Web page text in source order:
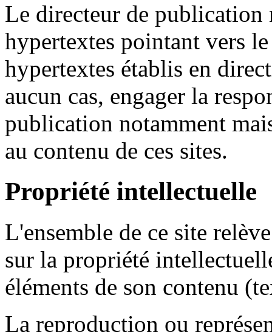
Le directeur de publication
hypertextes pointant vers
hypertextes établis en
aucun cas, engager la
publication notamment
au contenu de ces sites.
Propriété intellectuelle
L'ensemble de ce site
sur la propriété
éléments de son contenu
La reproduction ou